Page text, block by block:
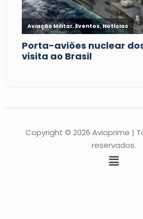
Copyright © 2026 Avioprime |
reservados.